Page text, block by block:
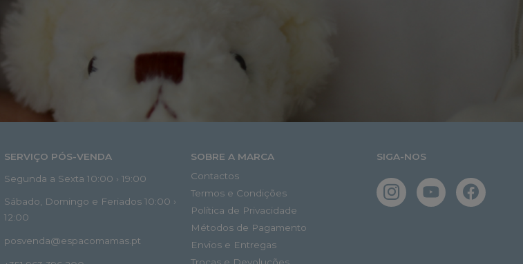
SERVIÇO PÓS-VENDA
Segunda a Sexta 10:00 › 19:00
Sábado, Domingo e Feriados 10:00 ›
12:00
posvenda@espacomamas.pt
SOBRE A MARCA
Contactos
Termos e Condições
Política de Privacidade
Métodos de Pagamento
Envios e Entregas
SIGA-NOS